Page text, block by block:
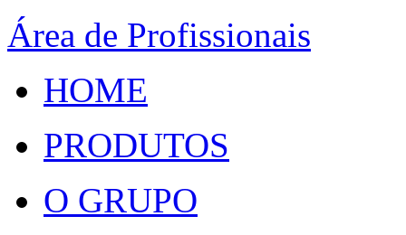
Área de Profissionais
HOME
PRODUTOS
O GRUPO